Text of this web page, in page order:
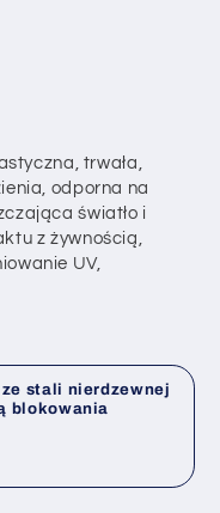
trwała,
odporna na
światło i
z żywnością,
UV,
stali nierdzewnej
blokowania